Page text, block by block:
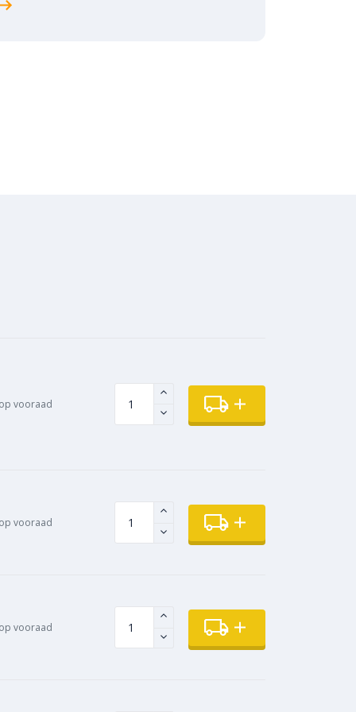
vooraad
op vooraad
op vooraad